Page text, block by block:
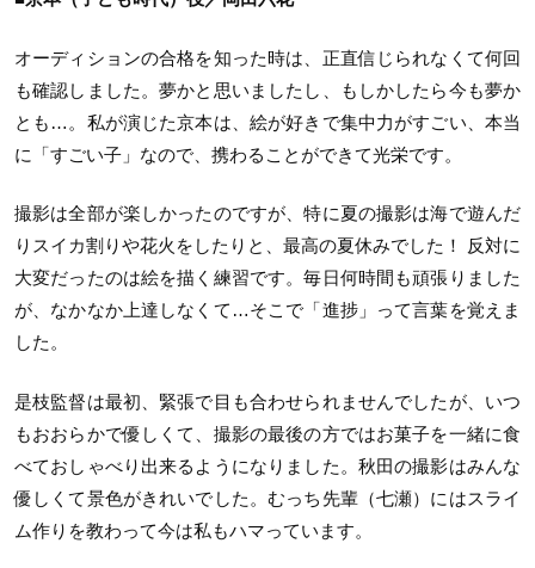
オーディションの合格を知った時は、正直信じられなくて何回
も確認しました。夢かと思いましたし、もしかしたら今も夢か
とも…。私が演じた京本は、絵が好きで集中力がすごい、本当
に「すごい子」なので、携わることができて光栄です。
撮影は全部が楽しかったのですが、特に夏の撮影は海で遊んだ
りスイカ割りや花火をしたりと、最高の夏休みでした！ 反対に
大変だったのは絵を描く練習です。毎日何時間も頑張りました
が、なかなか上達しなくて…そこで「進捗」って言葉を覚えま
した。
是枝監督は最初、緊張で目も合わせられませんでしたが、いつ
もおおらかで優しくて、撮影の最後の方ではお菓子を一緒に食
べておしゃべり出来るようになりました。秋田の撮影はみんな
優しくて景色がきれいでした。むっち先輩（七瀬）にはスライ
ム作りを教わって今は私もハマっています。